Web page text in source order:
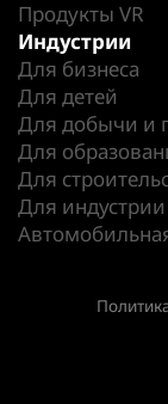
Продукты VR
Индустрии
Для бизнеса
Для детей
Для добычи и
Для
Для
Для